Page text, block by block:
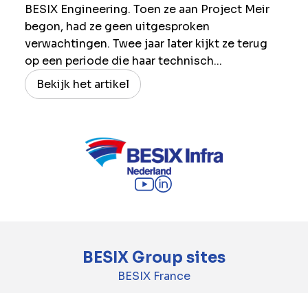
BESIX Engineering. Toen ze aan Project Meir
begon, had ze geen uitgesproken
verwachtingen. Twee jaar later kijkt ze terug
op een periode die haar technisch...
Bekijk het artikel
BESIX Group sites
BESIX France